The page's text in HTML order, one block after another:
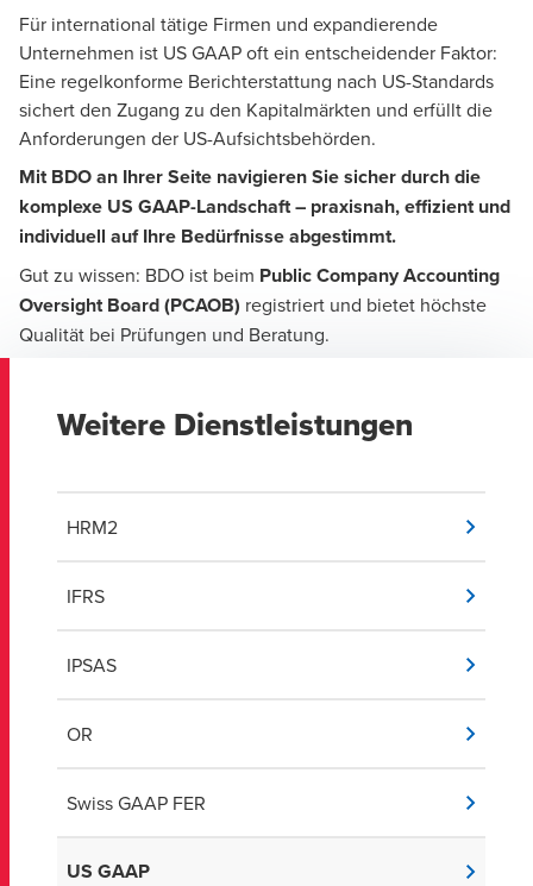
Für international tätige Firmen und expandierende
Unternehmen ist US GAAP oft ein entscheidender Faktor:
Eine regelkonforme Berichterstattung nach US-Standards
sichert den Zugang zu den Kapitalmärkten und erfüllt die
Anforderungen der US-Aufsichtsbehörden.
Mit BDO an Ihrer Seite navigieren Sie sicher durch die
komplexe US GAAP-Landschaft – praxisnah, effizient und
individuell auf Ihre Bedürfnisse abgestimmt.
Gut zu wissen: BDO ist beim Public Company Accounting
Oversight Board (PCAOB) registriert und bietet höchste
Qualität bei Prüfungen und Beratung.
Weitere Dienstleistungen
HRM2
IFRS
IPSAS
OR
Swiss GAAP FER
US GAAP